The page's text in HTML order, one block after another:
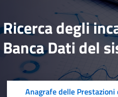
Ricerca degli
Banca Dati del
Anagrafe delle